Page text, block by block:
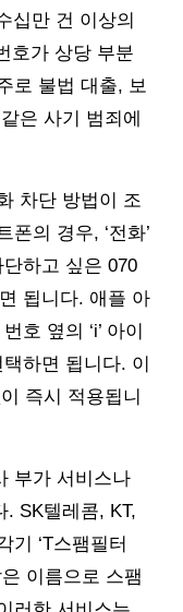
십만 건 이상의
호가 상당 부분
로 불법 대출, 보
은 사기 범죄에
차단 방법이 조
의 경우, ‘전화’
단하고 싶은 070
됩니다. 애플 아
호 옆의 ‘i’ 아이
하면 됩니다. 이
즉시 적용됩니
부가 서비스나
. SK텔레콤, KT,
기 ‘T스팸필터
이름으로 스팸